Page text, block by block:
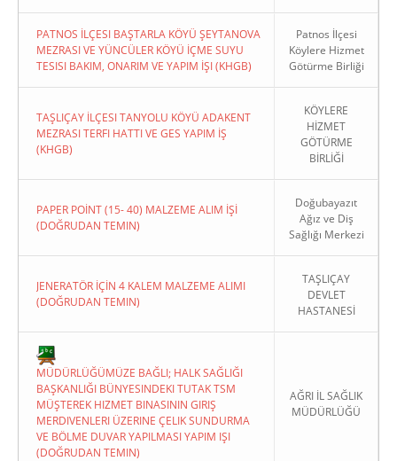
PATNOS İLÇESI BAŞTARLA KÖYÜ ŞEYTANOVA
MEZRASI VE YÜNCÜLER KÖYÜ İÇME SUYU
TESISI BAKIM, ONARIM VE YAPIM İŞI (KHGB)
Patnos İlçesi
Köylere Hizmet
Götürme Birliği
TAŞLIÇAY İLÇESI TANYOLU KÖYÜ ADAKENT
MEZRASI TERFI HATTI VE GES YAPIM İŞ
(KHGB)
KÖYLERE
HİZMET
GÖTÜRME
BİRLİĞİ
PAPER POİNT (15- 40) MALZEME ALIM İŞİ
(DOĞRUDAN TEMIN)
Doğubayazıt
Ağız ve Diş
Sağlığı Merkezi
JENERATÖR İÇİN 4 KALEM MALZEME ALIMI
(DOĞRUDAN TEMIN)
TAŞLIÇAY
DEVLET
HASTANESİ
MÜDÜRLÜĞÜMÜZE BAĞLI; HALK SAĞLIĞI
BAŞKANLIĞI BÜNYESINDEKI TUTAK TSM
MÜŞTEREK HIZMET BINASININ GIRIŞ
MERDIVENLERI ÜZERINE ÇELIK SUNDURMA
VE BÖLME DUVAR YAPILMASI YAPIM IŞI
(DOĞRUDAN TEMIN)
AĞRI İL SAĞLIK
MÜDÜRLÜĞÜ